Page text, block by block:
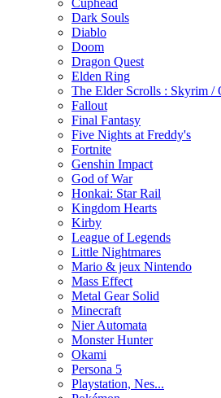
Cuphead
Dark Souls
Diablo
Doom
Dragon Quest
Elden Ring
The Elder Scrolls : Skyrim /
Fallout
Final Fantasy
Five Nights at Freddy's
Fortnite
Genshin Impact
God of War
Honkai: Star Rail
Kingdom Hearts
Kirby
League of Legends
Little Nightmares
Mario & jeux Nintendo
Mass Effect
Metal Gear Solid
Minecraft
Nier Automata
Monster Hunter
Okami
Persona 5
Playstation, Nes...